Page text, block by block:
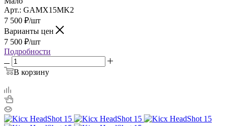
Арт.: GAMX15MK2
7 500 ₽/шт
Варианты цен
7 500 ₽/шт
Подробности
В корзину